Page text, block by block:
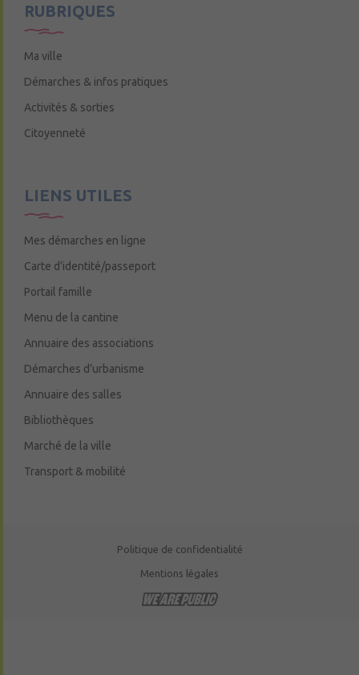
RUBRIQUES
Ma ville
Démarches & infos pratiques
Activités & sorties
Citoyenneté
LIENS UTILES
Mes démarches en ligne
Carte d’identité/passeport
Portail famille
Menu de la cantine
Annuaire des associations
Démarches d’urbanisme
Annuaire des salles
Bibliothèques
Marché de la ville
Transport & mobilité
Politique de confidentialité
Mentions légales